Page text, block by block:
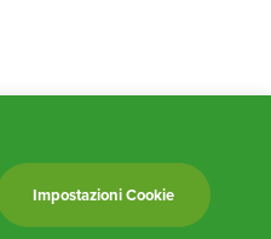
Impostazioni Cookie